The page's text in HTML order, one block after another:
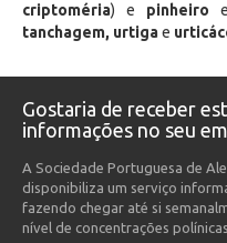
criptoméria) e pinheiro
tanchagem, urtigae
Gostaria de receber
informações no seu
A Sociedade Portuguesa de
disponibiliza um serviço
fazendo chegar até si
nível de concentrações